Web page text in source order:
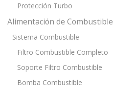
Protección Turbo
Alimentación de Combustible
Sistema Combustible
Filtro Combustible Completo
Soporte Filtro Combustible
Bomba Combustible